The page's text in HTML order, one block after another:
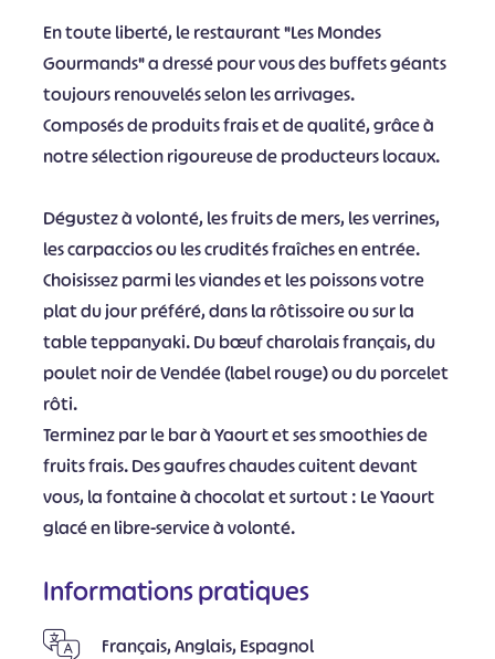
En toute liberté, le restaurant "Les Mondes
Gourmands" a dressé pour vous des buffets géants
toujours renouvelés selon les arrivages.
Composés de produits frais et de qualité, grâce à
notre sélection rigoureuse de producteurs locaux.
Dégustez à volonté, les fruits de mers, les verrines,
les carpaccios ou les crudités fraîches en entrée.
Choisissez parmi les viandes et les poissons votre
plat du jour préféré, dans la rôtissoire ou sur la
table teppanyaki. Du bœuf charolais français, du
poulet noir de Vendée (label rouge) ou du porcelet
rôti.
Terminez par le bar à Yaourt et ses smoothies de
fruits frais. Des gaufres chaudes cuitent devant
vous, la fontaine à chocolat et surtout : Le Yaourt
glacé en libre-service à volonté.
Informations pratiques
Français, Anglais, Espagnol